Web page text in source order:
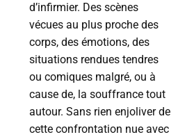
d’infirmier. Des scènes
vécues au plus proche des
corps, des émotions, des
situations rendues tendres
ou comiques malgré, ou à
cause de, la souffrance tout
autour. Sans rien enjoliver de
cette confrontation nue avec